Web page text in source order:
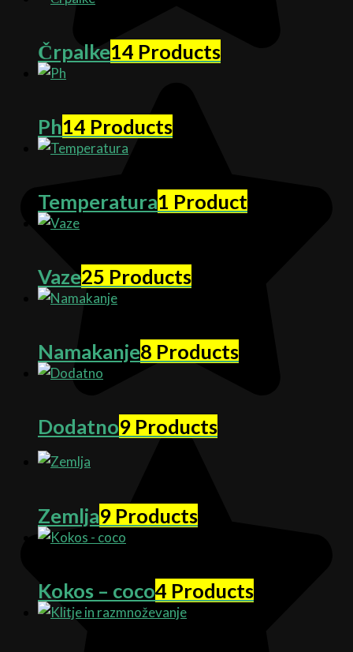
Črpalke14 Products
Ph14 Products
Temperatura1 Product
Vaze25 Products
Namakanje8 Products
Dodatno9 Products
Zemlja9 Products
Kokos – coco4 Products